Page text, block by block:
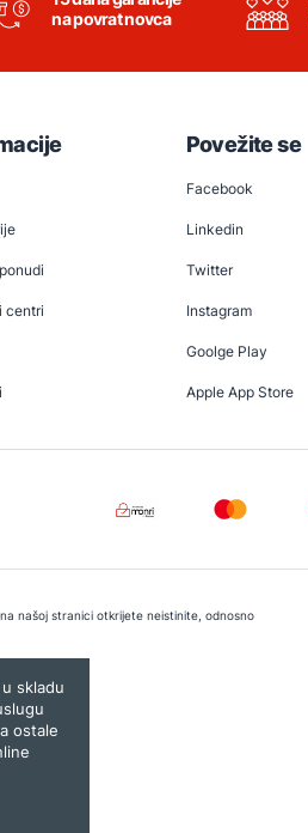
na povrat novca
centri
Povežite se
Facebook
Linkedin
Twitter
Instagram
Goolge Play
Apple App Store
našoj stranici otkrijete neistinite, odnosno
skladu
ostale